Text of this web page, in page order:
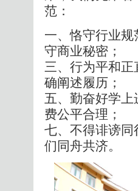
范：
一、恪守行业
守商业秘密；
三、行为平和
确阐述履历；
五、勤奋好学
费公平合理；
七、不得诽谤
们同舟共济。